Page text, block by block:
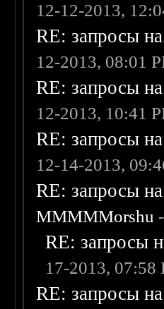
12-12-2013,
RE: запросы
12-2013, 08:01
RE: запросы
12-2013, 10:41
RE: запросы
12-14-2013,
RE: запросы
MMMMMorshu
RE: запросы
17-2013, 07:58
RE: запросы